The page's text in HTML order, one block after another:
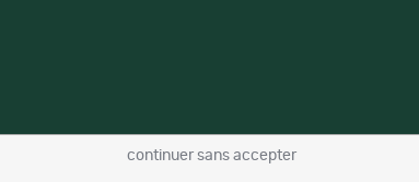
continuer sans accepter